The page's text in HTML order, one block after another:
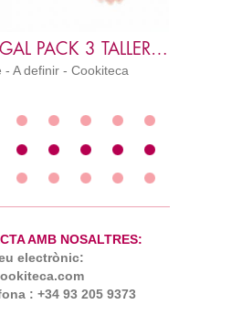
A definir - Cookiteca
AMB NOSALTRES:
electrònic:
: +34 93 205 9373